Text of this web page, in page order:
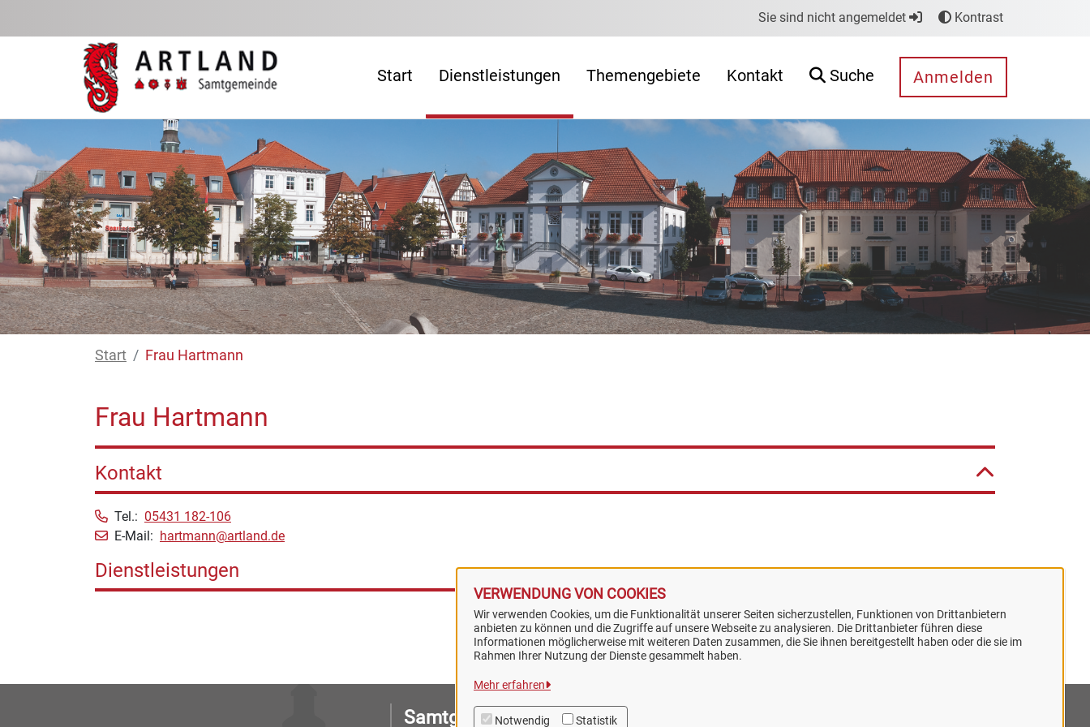
VERWENDUNG VON COOKIES
Wir verwenden Cookies, um die Funktionalität unserer Seiten sicherzustellen, Funktionen von Drittanbietern
anbieten zu können und die Zugriffe auf unsere Webseite zu analysieren. Die Drittanbieter führen diese
Informationen möglicherweise mit weiteren Daten zusammen, die Sie ihnen bereitgestellt haben oder die sie im
Rahmen Ihrer Nutzung der Dienste gesammelt haben.
Mehr erfahren
Notwendig Statistik
Sie sind nicht angemeldet Kontrast
Start Dienstleistungen Themengebiete Kontakt Suche Anmelden
Start Frau Hartmann
Frau Hartmann
Kontakt
Tel.: 05431 182-106
E-Mail: hartmann@artland.de
Dienstleistungen
Samtgemeinde Artland